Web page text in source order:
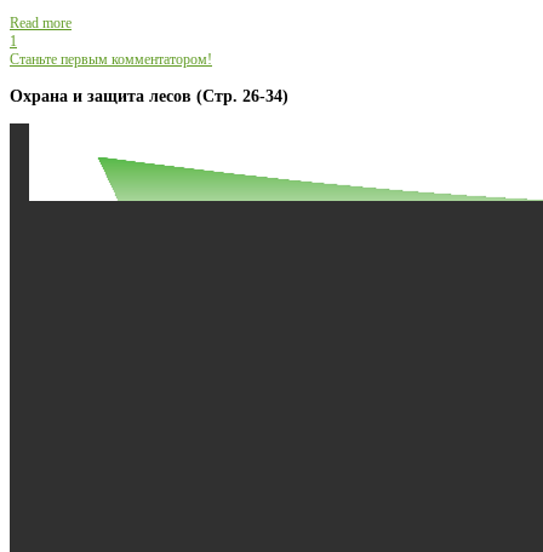
Read more
1
Станьте первым комментатором!
Охрана и защита лесов (Стр. 26-34)